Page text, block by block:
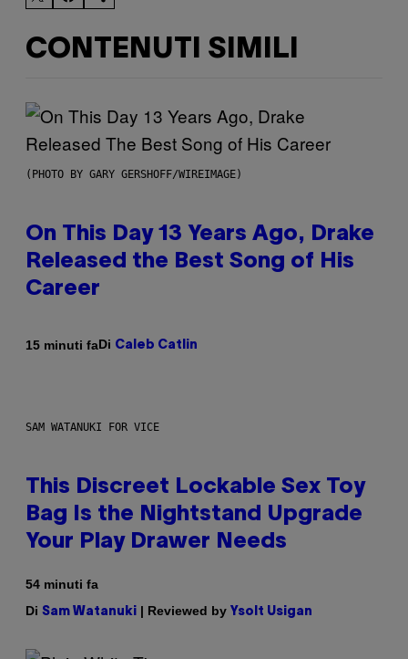
CONTENUTI SIMILI
(PHOTO BY GARY GERSHOFF/WIREIMAGE)
On This Day 13 Years Ago, Drake
Released the Best Song of His
Career
15 minuti faDi Caleb Catlin
SAM WATANUKI FOR VICE
This Discreet Lockable Sex Toy
Bag Is the Nightstand Upgrade
Your Play Drawer Needs
54 minuti fa
Di Sam Watanuki | Reviewed by Ysolt Usigan